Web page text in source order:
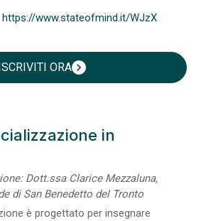
https://www.stateofmind.it/WJzX
ISCRIVITI ORAchevron_right
in
Dott.ssa Clarice Mezzaluna,
di San Benedetto del Tronto
è progettato per insegnare